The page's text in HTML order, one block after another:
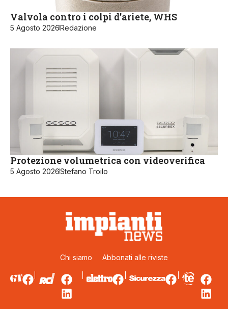
Valvola contro i colpi d’ariete, WHS
5 Agosto 2026Redazione
Protezione volumetrica con videoverifica
5 Agosto 2026Stefano Troilo
Chi siamo Abbonati alle riviste